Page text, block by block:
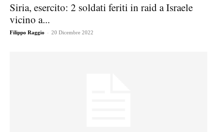
Siria, esercito: 2 soldati feriti in raid a Israele
vicino a...
Filippo Raggio - 20 Dicembre 2022